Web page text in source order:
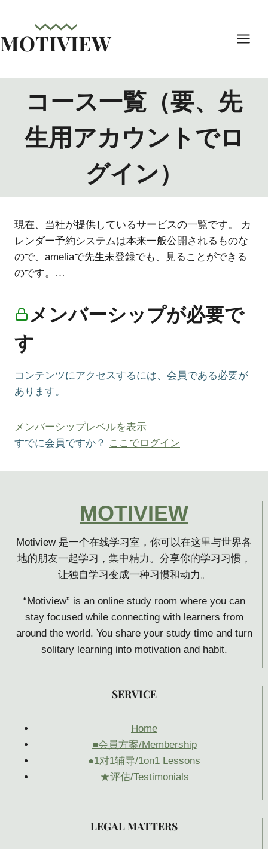
を
MOTIVIEW
コース一覧（要、先
生用アカウントでロ
グイン）
現在、当社が提供しているサービスの一覧です。 カ
レンダー予約システムは本来一般公開されるものな
ので、ameliaで先生未登録でも、見ることができる
のです。…
メンバーシップが必要で
す
コンテンツにアクセスするには、会員である必要が
あります。
メンバーシップレベルを表示
すでに会員ですか？ ここでログイン
MOTIVIEW
Motiview 是一个在线学习室，你可以在这里与世界各
地的朋友一起学习，集中精力。分享你的学习习惯，
让独自学习变成一种习惯和动力。
“Motiview” is an online study room where you can
stay focused while connecting with learners from
around the world. You share your study time and turn
solitary learning into motivation and habit.
SERVICE
Home
■会員方案/Membership
●1对1辅导/1on1 Lessons
★评估/Testimonials
LEGAL MATTERS